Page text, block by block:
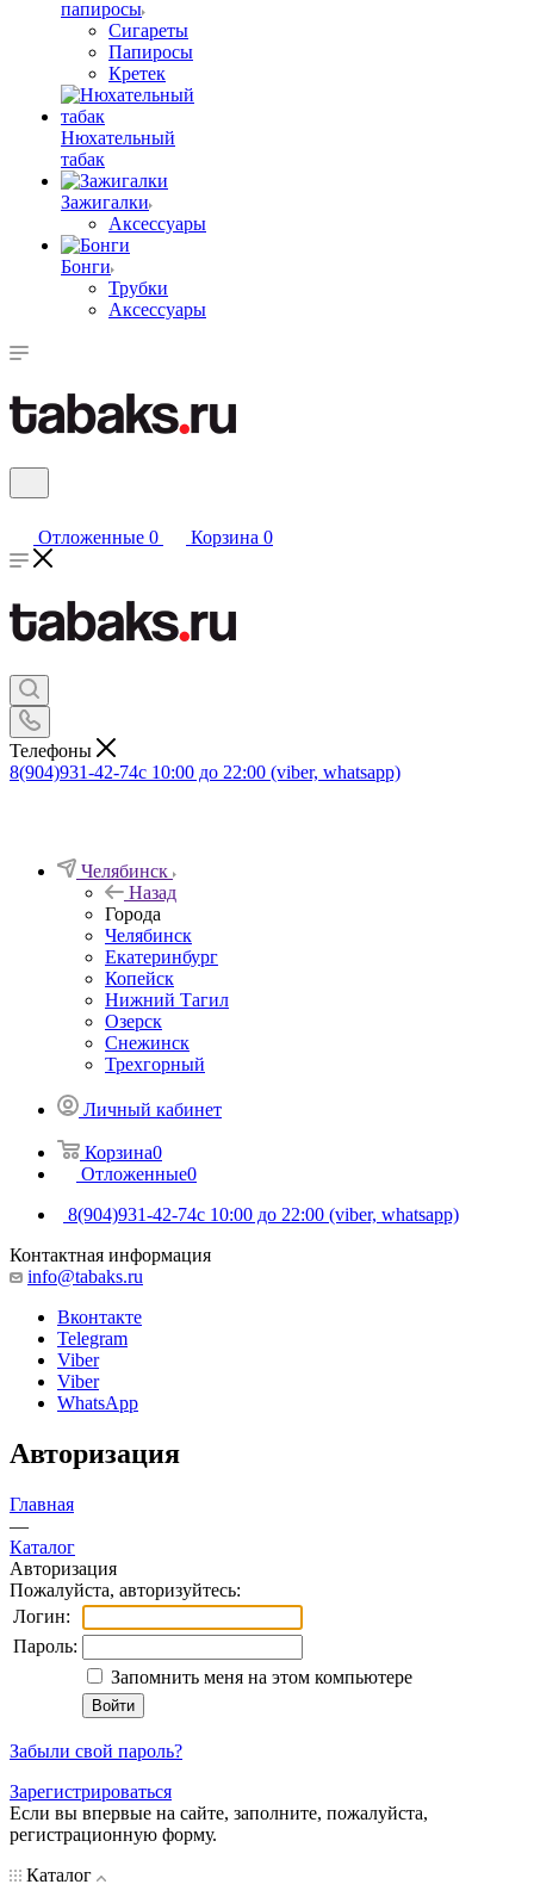
папиросы
Сигареты
Папиросы
Кретек
Нюхательный
табак
Зажигалки
Аксессуары
Бонги
Трубки
Аксессуары
Отложенные 0 Корзина 0
Телефоны
8(904)931-42-74с 10:00 до 22:00 (viber, whatsapp)
Челябинск
Назад
Города
Челябинск
Екатеринбург
Копейск
Нижний Тагил
Озерск
Снежинск
Трехгорный
Личный кабинет
Корзина0
Отложенные0
8(904)931-42-74с 10:00 до 22:00 (viber, whatsapp)
Контактная информация
info@tabaks.ru
Вконтакте
Telegram
Viber
Viber
WhatsApp
Авторизация
Главная
—
Каталог
Авторизация
Пожалуйста, авторизуйтесь:
Логин:
Пароль:
Запомнить меня на этом компьютере
Забыли свой пароль?
Зарегистрироваться
Если вы впервые на сайте, заполните, пожалуйста,
регистрационную форму.
Каталог